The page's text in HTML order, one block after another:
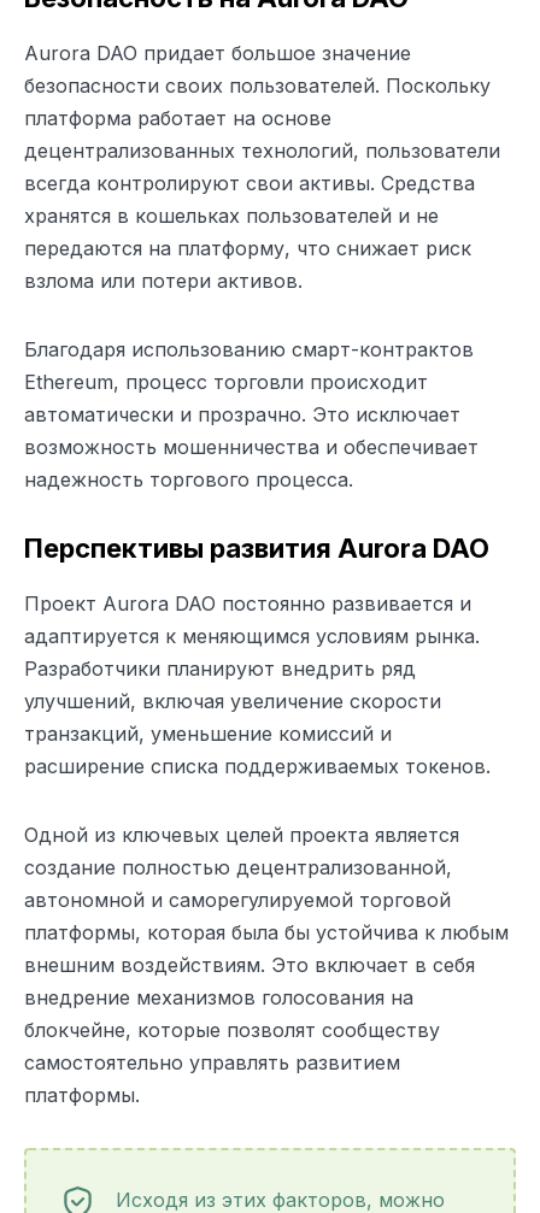
Aurora DAO придает большое значение
безопасности своих пользователей. Поскольку
платформа работает на основе
децентрализованных технологий, пользователи
всегда контролируют свои активы. Средства
хранятся в кошельках пользователей и не
передаются на платформу, что снижает риск
взлома или потери активов.
Благодаря использованию смарт-контрактов
Ethereum, процесс торговли происходит
автоматически и прозрачно. Это исключает
возможность мошенничества и обеспечивает
надежность торгового процесса.
Перспективы развития Aurora DAO
Проект Aurora DAO постоянно развивается и
адаптируется к меняющимся условиям рынка.
Разработчики планируют внедрить ряд
улучшений, включая увеличение скорости
транзакций, уменьшение комиссий и
расширение списка поддерживаемых токенов.
Одной из ключевых целей проекта является
создание полностью децентрализованной,
автономной и саморегулируемой торговой
платформы, которая была бы устойчива к любым
внешним воздействиям. Это включает в себя
внедрение механизмов голосования на
блокчейне, которые позволят сообществу
самостоятельно управлять развитием
платформы.
Исходя из этих факторов, можно